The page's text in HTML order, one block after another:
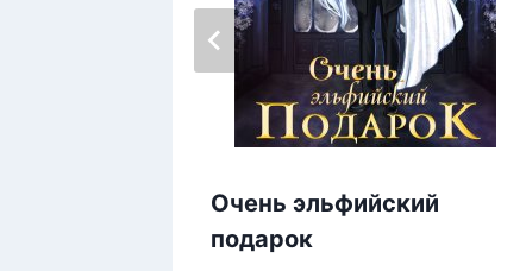
Очень эльфийский
подарок